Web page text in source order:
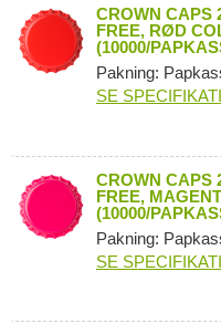
CROWN CAPS
FREE, RØD
(10000/
Pakning:
SE
CROWN CAPS
FREE,
(10000/
Pakning:
SE